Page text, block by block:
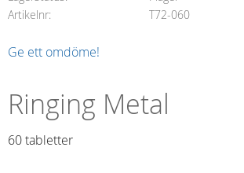
Artikelnr
T72-060
Ge ett omdöme!
Ringing Metal
60 tabletter​